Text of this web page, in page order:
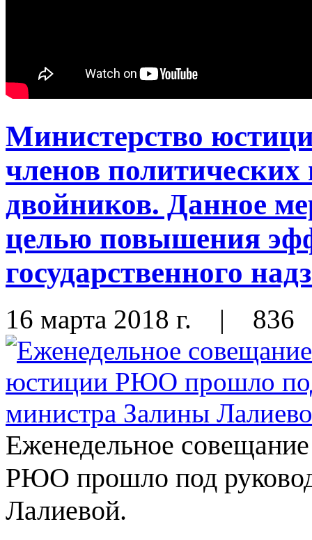
Министерство
членов
двойников. Данное
целью повышения
государственного
16 марта 2018 г. | 836
Еженедельное
РЮО прошло под
Лалиевой.